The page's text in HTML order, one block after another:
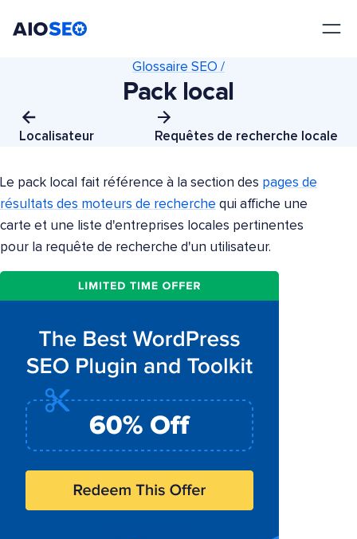
Localisateur
Glossaire SEO /
Pack local
Requêtes de recherche locale
Le pack local fait référence à la section des pages de
résultats des moteurs de recherche qui affiche une
carte et une liste d'entreprises locales pertinentes
pour la requête de recherche d'un utilisateur.